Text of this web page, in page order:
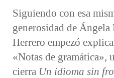
Siguiendo con esa
generosidad de
Herrero empezó
«Notas de gramática»,
cierra Un idioma sin